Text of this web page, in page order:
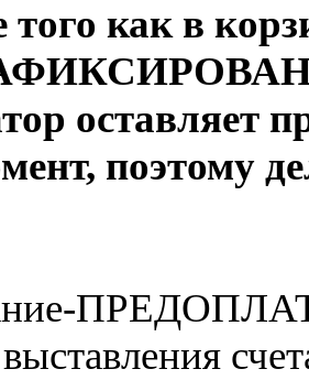
того как в
оставляет
поэтому